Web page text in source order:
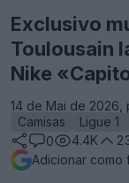
Exclusivo
Toulousain
Nike
14 de Mai de 2026,
Camisas
Ligue 1
0
4.4K
Adicionar como